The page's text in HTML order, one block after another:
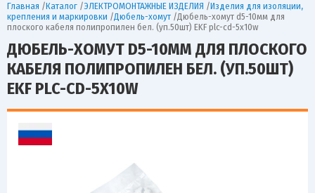
Главная /Каталог /ЭЛЕКТРОМОНТАЖНЫЕ ИЗДЕЛИЯ /Изделия для изоляции,
крепления и маркировки /Дюбель-хомут /Дюбель-хомут d5-10мм для
плоского кабеля полипропилен бел. (уп.50шт) EKF plc-cd-5x10w
ДЮБЕЛЬ-ХОМУТ D5-10ММ ДЛЯ ПЛОСКОГО
КАБЕЛЯ ПОЛИПРОПИЛЕН БЕЛ. (УП.50ШТ)
EKF PLC-CD-5X10W